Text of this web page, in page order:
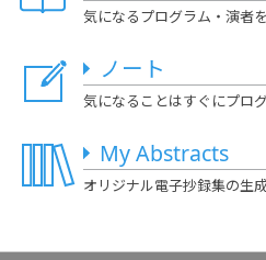
気になるプログラム・演者
ノート
気になることはすぐにプロ
My Abstracts
オリジナル電子抄録集の生